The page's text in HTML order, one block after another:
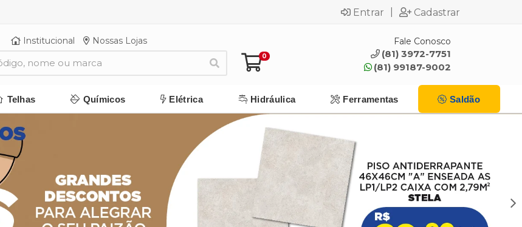
Entrar Cadastrar
Institucional Nossas Lojas
0
Fale Conosco
(81) 3972-7751
(81) 99187-9002
Telhas Químicos Elétrica Hidráulica Ferramentas Saldão